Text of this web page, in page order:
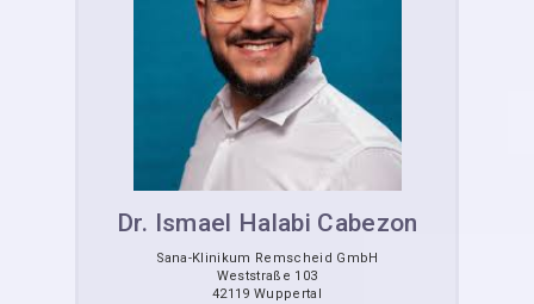
Dr. Ismael Halabi Cabezon
Sana-Klinikum Remscheid GmbH
Weststraße 103
42119 Wuppertal